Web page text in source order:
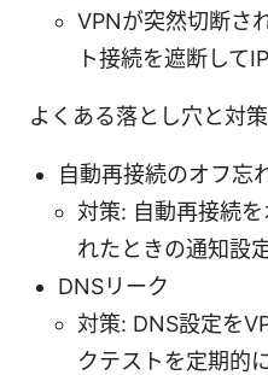
VPNが突然切断さ
ト接続を遮断して
よくある落とし穴と対策
自動再接続のオフ忘
対策: 自動再接続
れたときの通知設
DNSリーク
対策: DNS設定を
クテストを定期的